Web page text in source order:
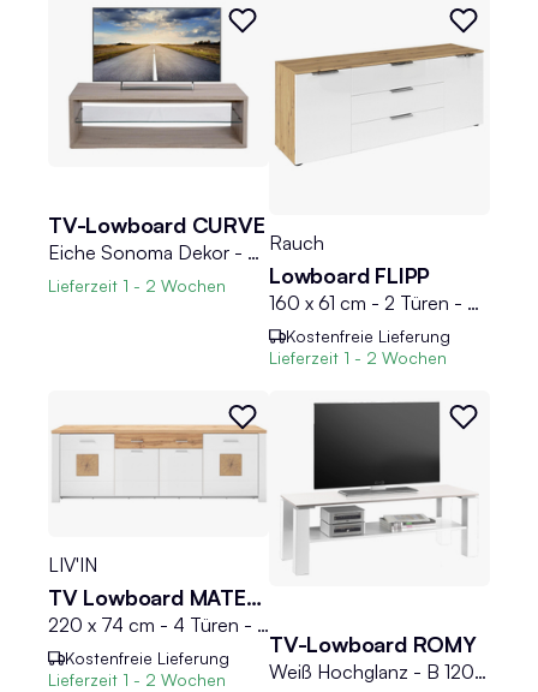
TV-Lowboard CURVE
Eiche Sonoma Dekor - Klarglas - B 140 cm
Lieferzeit 1 - 2 Wochen
Rauch
Lowboard FLIPP
160 x 61 cm - 2 Türen - 3 Schubladen - Artisan Eiche Dekor - Weiß - Glas
Kostenfreie Lieferung
Lieferzeit 1 - 2 Wochen
LIV'IN
TV Lowboard MATERA
220 x 74 cm - 4 Türen - 1 Schublade - Eiche Altholz Dekor - Weiß supermatt
Kostenfreie Lieferung
Lieferzeit 1 - 2 Wochen
TV-Lowboard ROMY
Weiß Hochglanz - B 120 cm - mit Ablagefläche